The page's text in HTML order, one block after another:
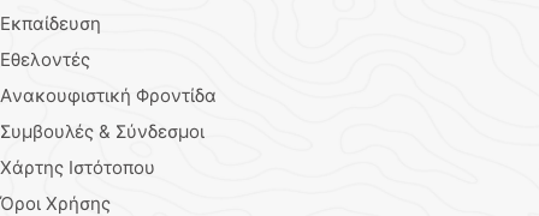
Εκπαίδευση
Εθελοντές
Aνακουφιστική Φροντίδα
Συμβουλές & Σύνδεσμοι
Χάρτης Ιστότοπου
Όροι Χρήσης